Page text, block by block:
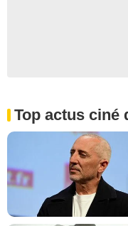
Top actus ciné